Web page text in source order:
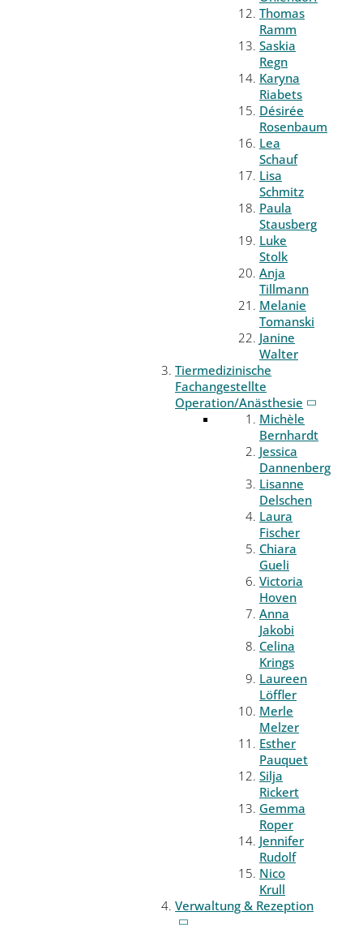
Thomas
Ramm
Saskia
Regn
Karyna
Riabets
Désirée
Rosenbaum
Lea
Schauf
Lisa
Schmitz
Paula
Stausberg
Luke
Stolk
Anja
Tillmann
Melanie
Tomanski
Janine
Walter
Tiermedizinische
Fachangestellte
Operation/Anästhesie
Michèle
Bernhardt
Jessica
Dannenberg
Lisanne
Delschen
Laura
Fischer
Chiara
Gueli
Victoria
Hoven
Anna
Jakobi
Celina
Krings
Laureen
Löffler
Merle
Melzer
Esther
Pauquet
Silja
Rickert
Gemma
Roper
Jennifer
Rudolf
Nico
Krull
Verwaltung & Rezeption